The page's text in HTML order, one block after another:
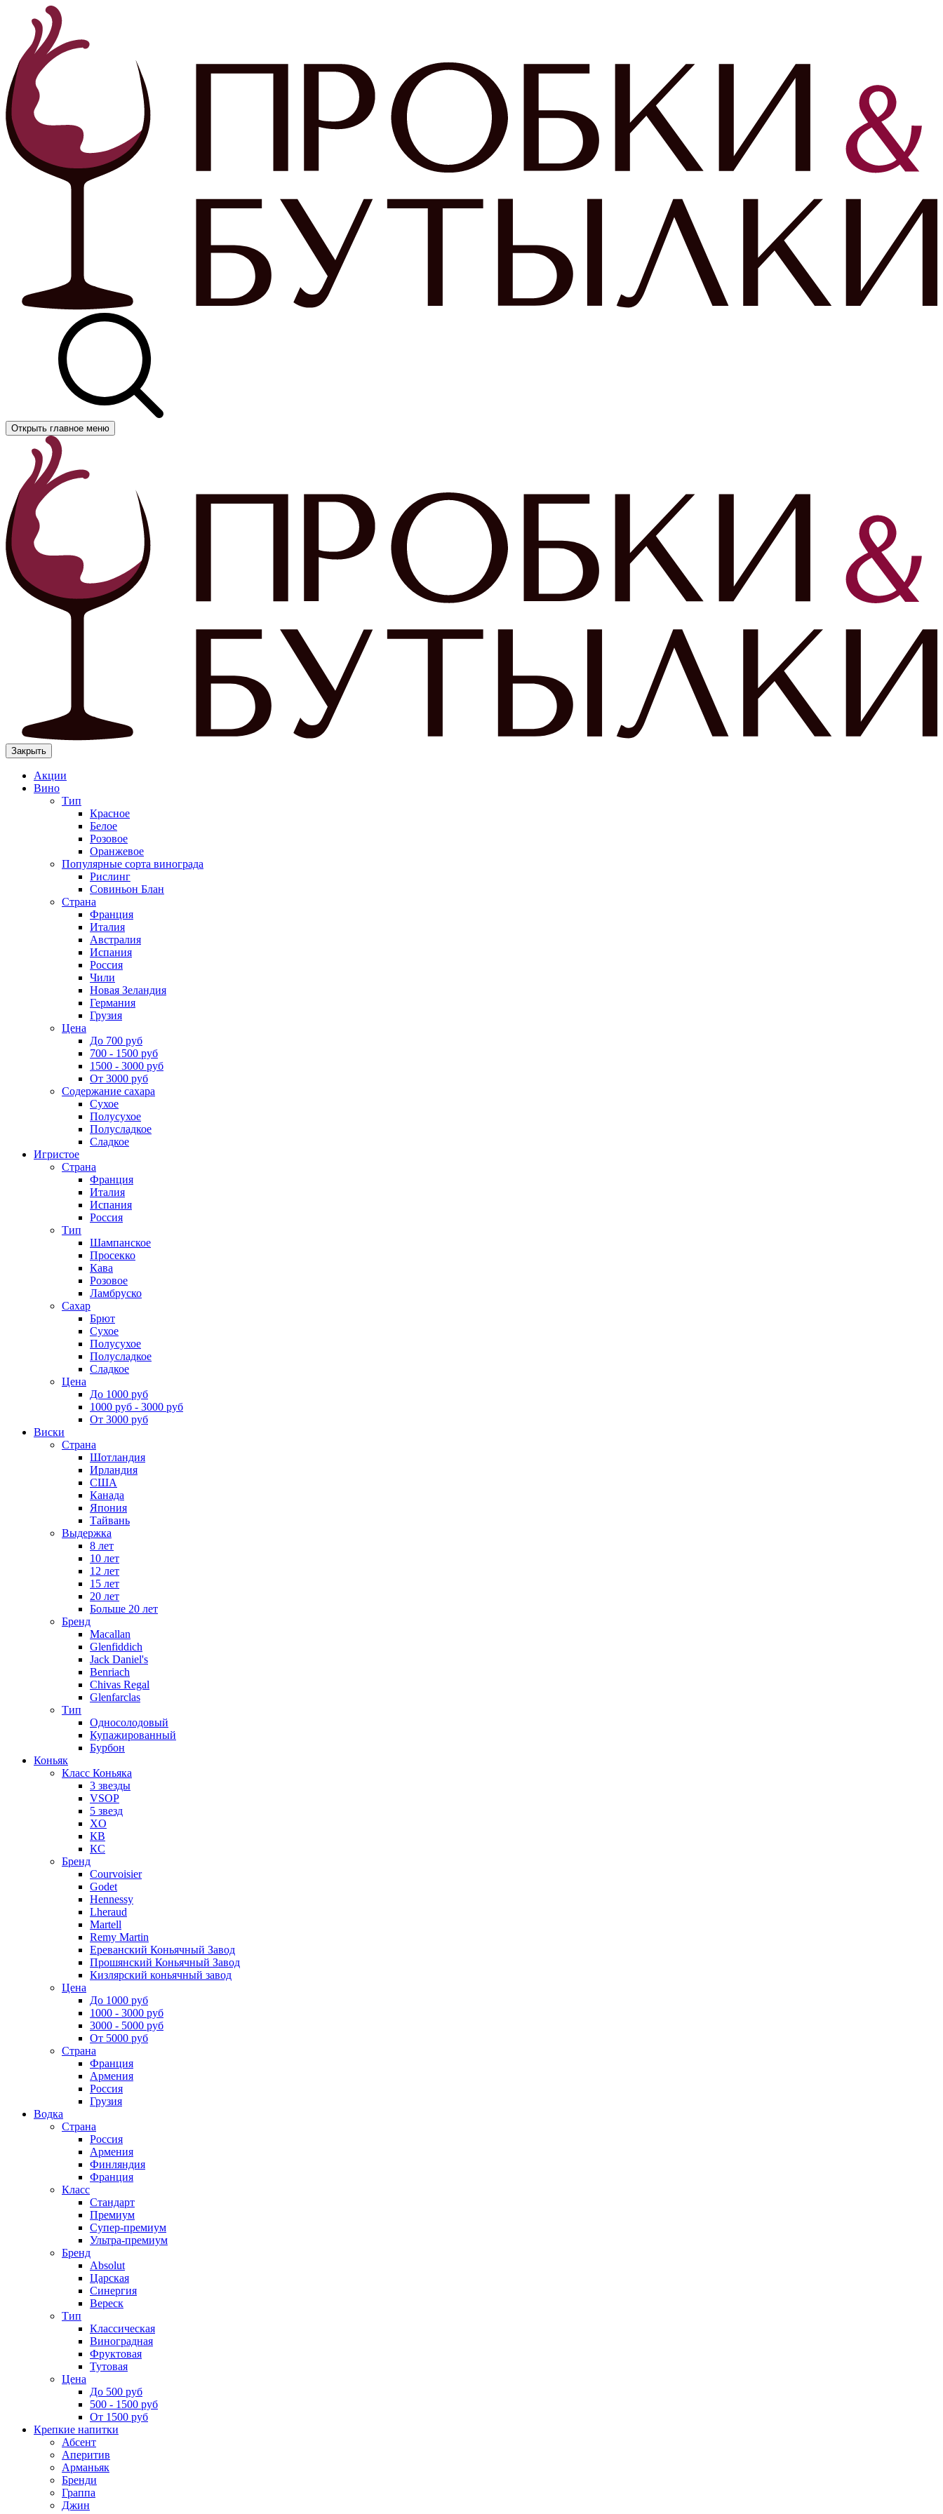
Открыть главное меню
Закрыть
Акции
Вино
Тип
Красное
Белое
Розовое
Оранжевое
Популярные сорта винограда
Рислинг
Совиньон Блан
Страна
Франция
Италия
Австралия
Испания
Россия
Чили
Новая Зеландия
Германия
Грузия
Цена
До 700 руб
700 - 1500 руб
1500 - 3000 руб
От 3000 руб
Содержание сахара
Сухое
Полусухое
Полусладкое
Сладкое
Игристое
Страна
Франция
Италия
Испания
Россия
Тип
Шампанское
Просекко
Кава
Розовое
Ламбруско
Сахар
Брют
Сухое
Полусухое
Полусладкое
Сладкое
Цена
До 1000 руб
1000 руб - 3000 руб
От 3000 руб
Виски
Страна
Шотландия
Ирландия
США
Канада
Япония
Тайвань
Выдержка
8 лет
10 лет
12 лет
15 лет
20 лет
Больше 20 лет
Бренд
Macallan
Glenfiddich
Jack Daniel's
Benriach
Chivas Regal
Glenfarclas
Тип
Односолодовый
Купажированный
Бурбон
Коньяк
Класс Коньяка
3 звезды
VSOP
5 звезд
XO
КВ
КС
Бренд
Courvoisier
Godet
Hennessy
Lheraud
Martell
Remy Martin
Ереванский Коньячный Завод
Прошянский Коньячный Завод
Кизлярский коньячный завод
Цена
До 1000 руб
1000 - 3000 руб
3000 - 5000 руб
От 5000 руб
Страна
Франция
Армения
Россия
Грузия
Водка
Страна
Россия
Армения
Финляндия
Франция
Класс
Стандарт
Премиум
Супер-премиум
Ультра-премиум
Бренд
Absolut
Царская
Синергия
Вереск
Тип
Классическая
Виноградная
Фруктовая
Тутовая
Цена
До 500 руб
500 - 1500 руб
От 1500 руб
Крепкие напитки
Абсент
Аперитив
Арманьяк
Бренди
Граппа
Джин